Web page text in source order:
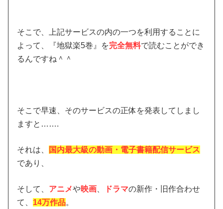
そこで、上記サービスの内の一つを利用することに
よって、『地獄楽5巻』を完全無料で読むことができ
るんですね＾＾
そこで早速、そのサービスの正体を発表してしまし
ますと…….
それは、
国内最大級の動画・電子書籍配信サービス
であり、
そして、 アニメや映画 ドラマの新作・旧作合わせ
て、 14万作品。